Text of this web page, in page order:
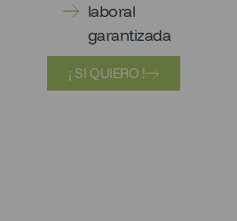
laboral
garantizada
¡ SI QUIERO !